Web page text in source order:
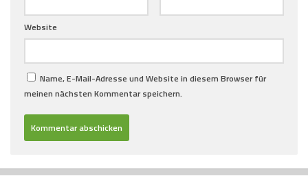
Website
Name, E-Mail-Adresse und Website in diesem Browser für
meinen nächsten Kommentar speichern.